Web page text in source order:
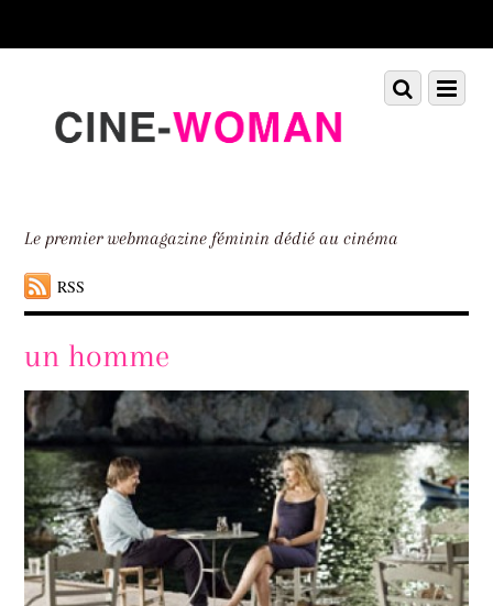
down
Le premier webmagazine féminin dédié au cinéma
RSS
Menu
Scroll
down
un homme